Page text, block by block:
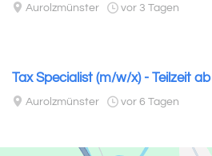
Aurolzmünster vor 3 Tagen
Tax Specialist (m/w/x) - Teilzeit
Aurolzmünster vor 6 Tagen